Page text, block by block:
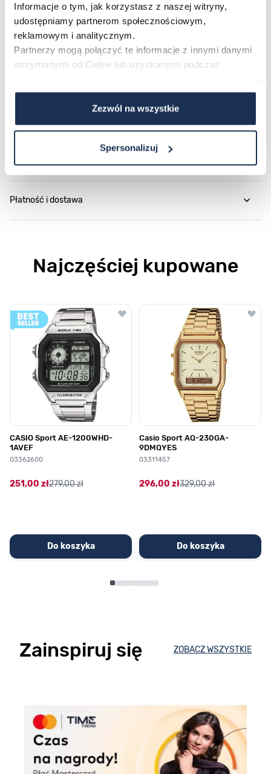
Informacje o tym, jak korzystasz z naszej witryny,
udostępniamy partnerom społecznościowym,
reklamowym i analitycznym.
Partnerzy mogą połączyć te informacje z innymi danymi
otrzymanymi od Ciebie lub uzyskanymi podczas
Zezwól na wszystkie
Spersonalizuj
Płatność i dostawa
Najczęściej kupowane
Poruszanie się po elementach karuzeli jest możliwe za pomocą
Naciśnij, aby pominąć karuzelę
Naciśnij, aby przejść do nawigacji karuzeli
CASIO Sport AE-1200WHD-
1AVEF
03362600
251,00 zł279,00 zł
Do koszyka
Casio Sport AQ-230GA-
9DMQYES
03311457
296,00 zł329,00 zł
Do koszyka
Zainspiruj się ZOBACZ WSZYSTKIE